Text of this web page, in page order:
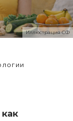
Иллюстрация СФ